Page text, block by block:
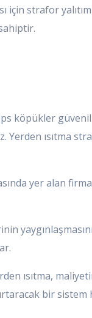
için strafor
köpükler
Yerden ısıtma
yer alan
ısıtma,
bir